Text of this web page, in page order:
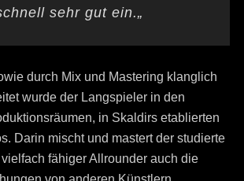
sehr gut ein.„
durch Mix und Mastering klanglich
wurde der Langspieler in den
in Skaldirs etablierten
Darin mischt und mastert der studierte
fähiger Allrounder auch die